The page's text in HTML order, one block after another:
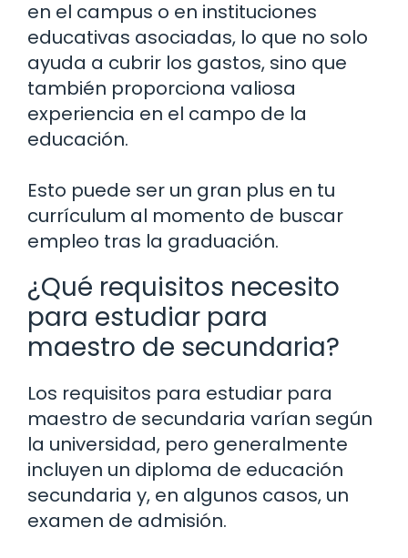
en el campus o en instituciones
educativas asociadas, lo que no solo
ayuda a cubrir los gastos, sino que
también proporciona valiosa
experiencia en el campo de la
educación.
Esto puede ser un gran plus en tu
currículum al momento de buscar
empleo tras la graduación.
¿Qué requisitos necesito
para estudiar para
maestro de secundaria?
Los requisitos para estudiar para
maestro de secundaria varían según
la universidad, pero generalmente
incluyen un diploma de educación
secundaria y, en algunos casos, un
examen de admisión.